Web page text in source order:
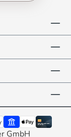
GmbH